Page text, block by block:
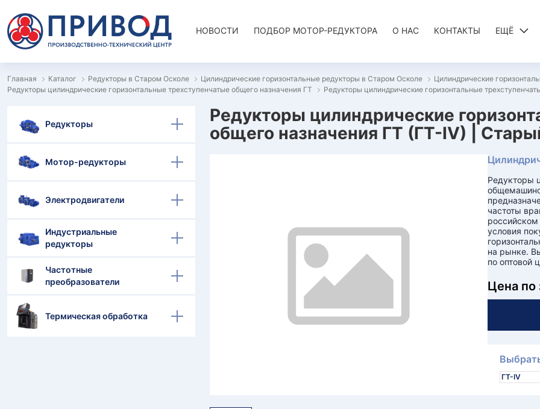
НОВОСТИ ПОДБОР МОТОР-РЕДУКТОРА О НАС КОНТАКТЫ ЕЩЁ
Главная Каталог Редукторы в Старом Осколе Цилиндрические горизонтальные редукторы в Старом Осколе
Цилиндрические
Редукторы цилиндрические горизонтальные трехступенчатые общего назначения ГТ
Редукторы цилиндрические горизонтальные
Редукторы
Мотор-редукторы
Электродвигатели
Индустриальные
редукторы
Частотные
преобразователи
Термическая обработка
Редукторы цилиндрические
общего назначения ГТ (ГТ-IV) |
Редукторы
частоты
условия
на рынке.
по оптовой
Цена по
ГТ-IV